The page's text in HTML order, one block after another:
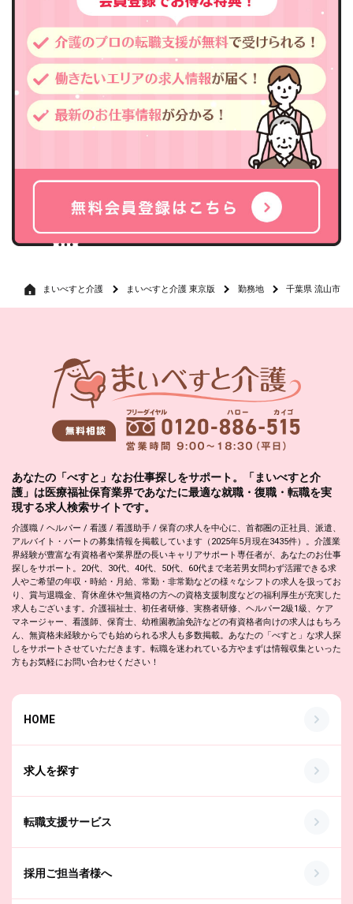
まいべすと介護 まいべすと介護 東京版 勤務地 千葉県 流山市
あなたの「べすと」なお仕事探しをサポート。「まいべすと介
護」は医療福祉保育業界であなたに最適な就職・復職・転職を実
現する求人検索サイトです。
介護職 / ヘルパー / 看護 / 看護助手 / 保育の求人を中心に、首都圏の正社員、派遣、
アルバイト・パートの募集情報を掲載しています（2025年5月現在3435件）。介護業
界経験が豊富な有資格者や業界歴の長いキャリアサポート専任者が、あなたのお仕事
探しをサポート。20代、30代、40代、50代、60代まで老若男女問わず活躍できる求
人やご希望の年収・時給・月給、常勤・非常勤などの様々なシフトの求人を扱ってお
り、賞与退職金、育休産休や無資格の方への資格支援制度などの福利厚生が充実した
求人もございます。介護福祉士、初任者研修、実務者研修、ヘルパー2級1級、ケア
マネージャー、看護師、保育士、幼稚園教諭免許などの有資格者向けの求人はもちろ
ん、無資格未経験からでも始められる求人も多数掲載。あなたの「べすと」な求人探
しをサポートさせていただきます。転職を迷われている方やまずは情報収集といった
方もお気軽にお問い合わせください！
HOME
求人を探す
転職支援サービス
採用ご担当者様へ